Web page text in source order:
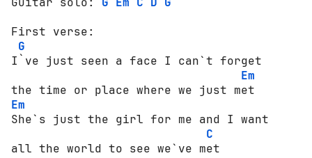
First verse:
G
I`ve just seen a face I can`t forget
Em
Em
She`s just the girl for me and I want
C
all the world to see we`ve met